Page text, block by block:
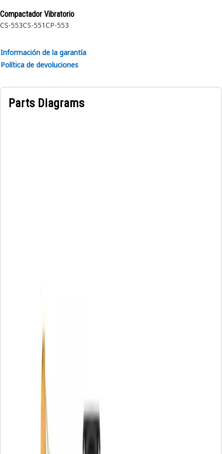
Compactador Vibratorio
CS-553CS-551CP-553
Información de la garantía
Política de devoluciones
Parts Diagrams